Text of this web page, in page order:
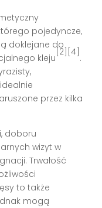
pojedyncze,
doklejane do
kleju
[2][4]
.
przez kilka
doboru
wizyt w
Trwałość
to także
mogą